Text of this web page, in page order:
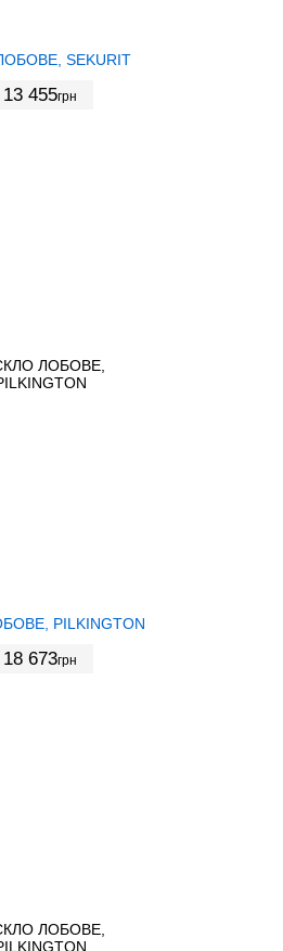
SEKURIT
13 455грн
PILKINGTON
18 673грн